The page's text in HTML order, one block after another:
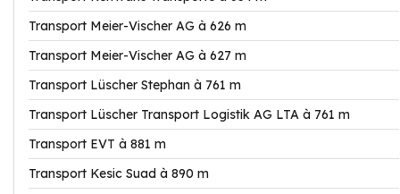
Transport Meier-Vischer AG à 626 m
Transport Meier-Vischer AG à 627 m
Transport Lüscher Stephan à 761 m
Transport Lüscher Transport Logistik AG LTA à 761 m
Transport EVT à 881 m
Transport Kesic Suad à 890 m